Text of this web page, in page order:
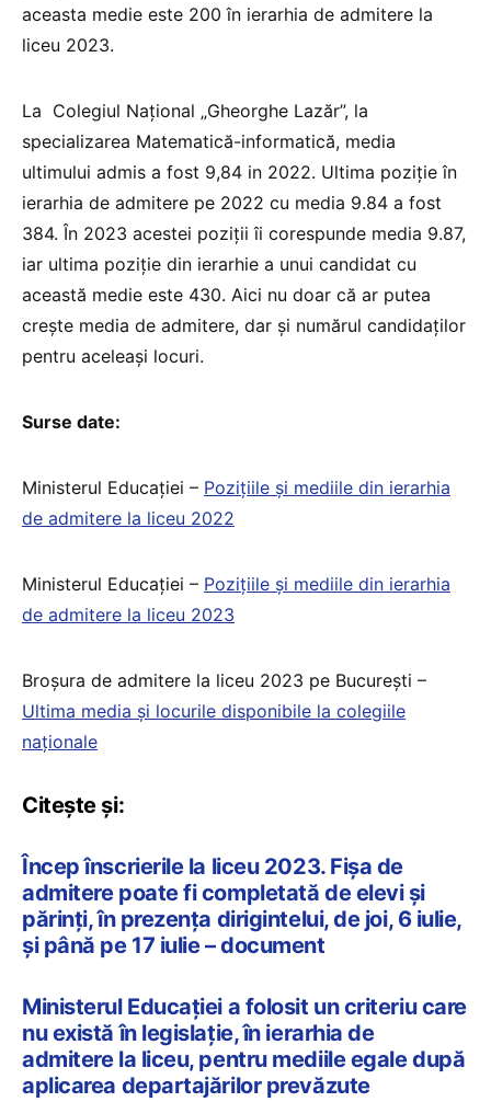
aceasta medie este 200 în ierarhia de admitere la
liceu 2023.
La Colegiul Național „Gheorghe Lazăr”, la
specializarea Matematică-informatică, media
ultimului admis a fost 9,84 in 2022. Ultima poziție în
ierarhia de admitere pe 2022 cu media 9.84 a fost
384. În 2023 acestei poziții îi corespunde media 9.87,
iar ultima poziție din ierarhie a unui candidat cu
această medie este 430. Aici nu doar că ar putea
crește media de admitere, dar și numărul candidaților
pentru aceleași locuri.
Surse date:
Ministerul Educației – Pozițiile și mediile din ierarhia
de admitere la liceu 2022
Ministerul Educației – Pozițiile și mediile din ierarhia
de admitere la liceu 2023
Broșura de admitere la liceu 2023 pe București –
Ultima media și locurile disponibile la colegiile
naționale
Citește și:
Încep înscrierile la liceu 2023. Fișa de
admitere poate fi completată de elevi și
părinți, în prezența dirigintelui, de joi, 6 iulie,
și până pe 17 iulie – document
Ministerul Educației a folosit un criteriu care
nu există în legislație, în ierarhia de
admitere la liceu, pentru mediile egale după
aplicarea departajărilor prevăzute